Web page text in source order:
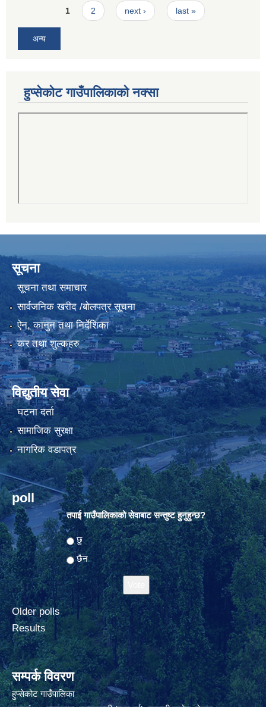
Pages1 2 next › last »
अन्य
हुप्सेकोट गाउँपालिकाको नक्सा
सूचना
सूचना तथा समाचार
सार्वजनिक खरीद /बोलपत्र सूचना
ऐन, कानुन तथा निर्देशिका
कर तथा शुल्कहरु
विद्युतीय सेवा
घटना दर्ता
सामाजिक सुरक्षा
नागरिक वडापत्र
poll
तपाई गाउँपालिकाको सेवाबाट सन्तुष्ट हुनुहुन्छ?
Choices
छु
छैन
Older polls
Results
सम्पर्क विवरण
हुप्सेकोट गाउँपालिका